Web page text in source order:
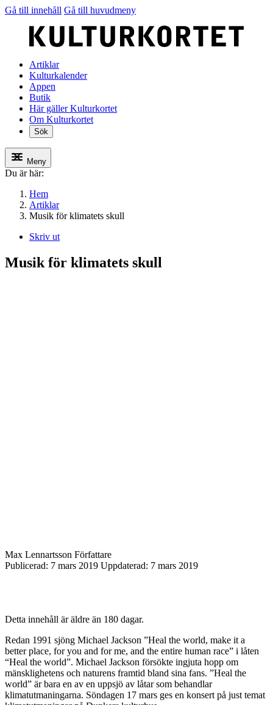
Gå till innehåll Gå till huvudmeny
Artiklar
Kulturkalender
Appen
Butik
Här gäller Kulturkortet
Om Kulturkortet
Sök
Meny
Du är här:
Hem
Artiklar
Musik för klimatets skull
Skriv ut
Musik för klimatets skull
Max Lennartsson Författare
Publicerad: 7 mars 2019 Uppdaterad: 7 mars 2019
Detta innehåll är äldre än 180 dagar.
Redan 1991 sjöng Michael Jackson ”Heal the world, make it a
better place, for you and for me, and the entire human race” i låten
“Heal the world”. Michael Jackson försökte ingjuta hopp om
mänsklighetens och naturens framtid bland sina fans. ”Heal the
world” är bara en av en uppsjö av låtar som behandlar
klimatutmaningarna. Söndagen 17 mars ges en konsert på just temat